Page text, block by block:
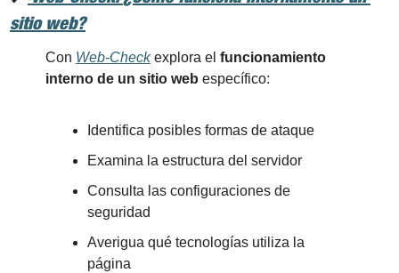
sitio web?
Con Web-Check explora el funcionamiento
interno de un sitio web específico:
Identifica posibles formas de ataque
Examina la estructura del servidor
Consulta las configuraciones de
seguridad
Averigua qué tecnologías utiliza la
página